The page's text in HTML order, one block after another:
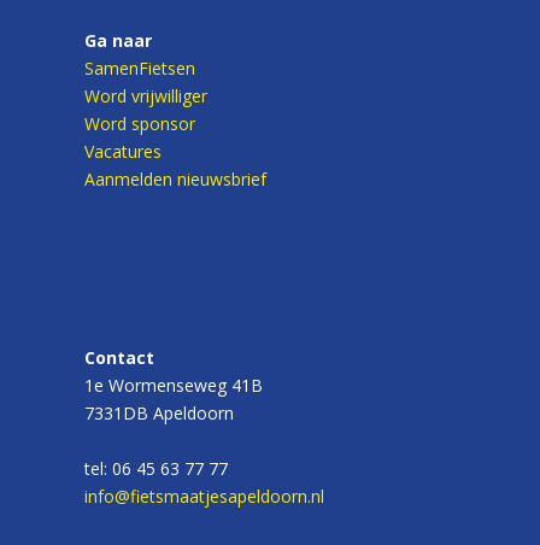
Ga naar
SamenFietsen
Word vrijwilliger
Word sponsor
Vacatures
Aanmelden nieuwsbrief
Contact
1e Wormenseweg 41B
7331DB Apeldoorn
tel: 06 45 63 77 77
info@fietsmaatjesapeldoorn.nl